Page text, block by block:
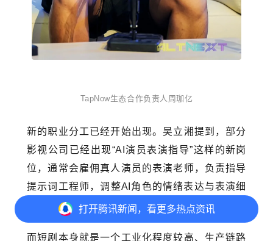
TapNow生态合作负责人周珈亿
新的职业分工已经开始出现。吴立湘提到，部分
影视公司已经出现“AI演员表演指导”这样的新岗
位，通常会雇佣真人演员的表演老师，负责指导
提示词工程师，调整AI角色的情绪表达与表演细
而短剧本身就是一个工业化程度较高、生产链路
打开腾讯新闻，看更多热点资讯